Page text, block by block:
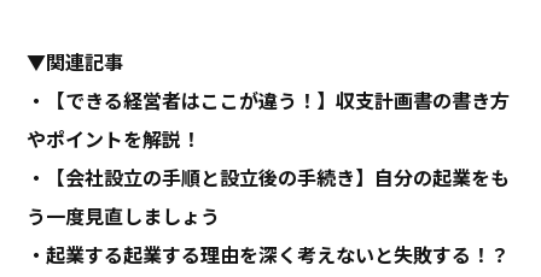
▼関連記事
・【できる経営者はここが違う！】収支計画書の書き方
やポイントを解説！
・【会社設立の手順と設立後の手続き】自分の起業をも
う一度見直しましょう
・起業する起業する理由を深く考えないと失敗する！？